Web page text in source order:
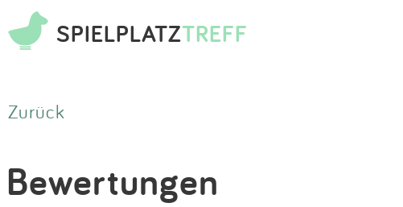
SPIELPLATZTREFF
Zurück
Bewertungen